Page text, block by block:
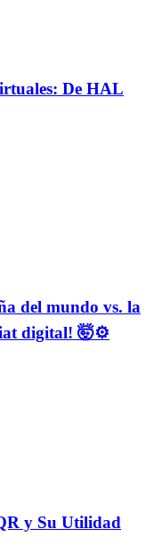
De HAL
del mundo vs. la
digital! 🤯⚙️
y Su Utilidad